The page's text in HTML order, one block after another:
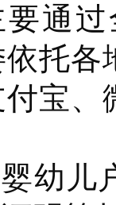
要通
托
宝
幼儿